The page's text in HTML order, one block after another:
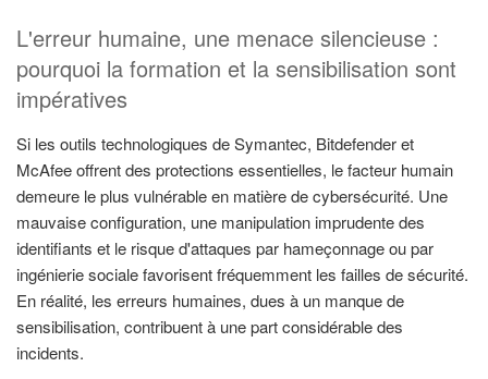
L'erreur humaine, une menace silencieuse :
pourquoi la formation et la sensibilisation sont
impératives
Si les outils technologiques de Symantec, Bitdefender et
McAfee offrent des protections essentielles, le facteur humain
demeure le plus vulnérable en matière de cybersécurité. Une
mauvaise configuration, une manipulation imprudente des
identifiants et le risque d'attaques par hameçonnage ou par
ingénierie sociale favorisent fréquemment les failles de sécurité.
En réalité, les erreurs humaines, dues à un manque de
sensibilisation, contribuent à une part considérable des
incidents.